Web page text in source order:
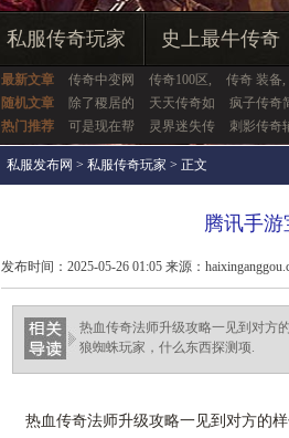
私服传奇玩家 史上最牛传奇
最新文章 传奇中变网 传奇100区, 传奇 装备,
随机文章
除了稷居的 天天传奇如 疯子传奇
热门推荐
可是现在帮 灵界迷失传 刺影传奇
私服发布网 > 私服传奇玩家 > 正文
腾讯手
发布时间：2025-05-26 01:05 来源：
haixinganggou.com
热血传奇法师升级攻略一见到对方
狼蜘蛛玩家，什么东西探测项.
热血传奇法师升级攻略一见到对方的